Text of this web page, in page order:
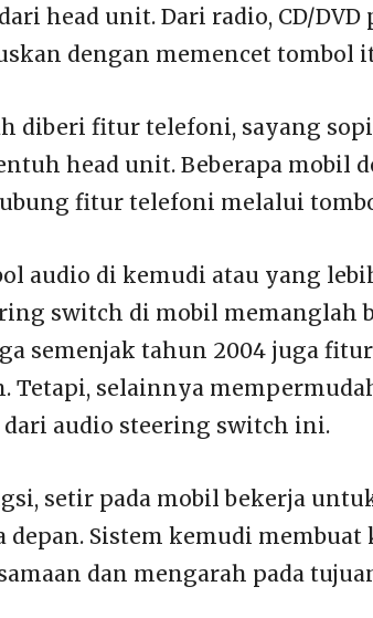
head unit. Dari radio, CD/DVD
dengan memencet tombol
diberi fitur telefoni, sayang
head unit. Beberapa mobil
fitur telefoni melalui
audio di kemudi atau yang
switch di mobil memanglah
semenjak tahun 2004 juga
Tetapi, selainnya
audio steering switch ini.
setir pada mobil bekerja
depan. Sistem kemudi membuat
dan mengarah pada